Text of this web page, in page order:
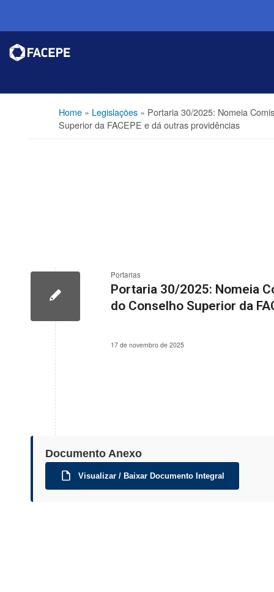
Home» Legislações» Portaria 30/2025: Nomeia
Superior da FACEPE e dá outras providências
Portarias
Portaria 30/2025: Nomeia
do Conselho Superior da
17 de novembro de 2025
Documento Anexo
Visualizar / Baixar Documento Integral